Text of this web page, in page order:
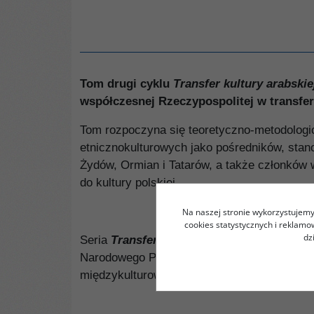
Tom drugi cyklu Transfer kultury
współczesnej Rzeczypospolitej w
Tom rozpoczyna się teoretyczno-
etnicznokulturowych jako pośredników,
Żydów, Ormian i Tatarów, a także
do kultury polskiej.
Seria Transfer kultury arabskiej w
Narodowego Programu Rozwoju
międzykulturowych na przykładzie
Na naszej stronie
cookies statystycznych i